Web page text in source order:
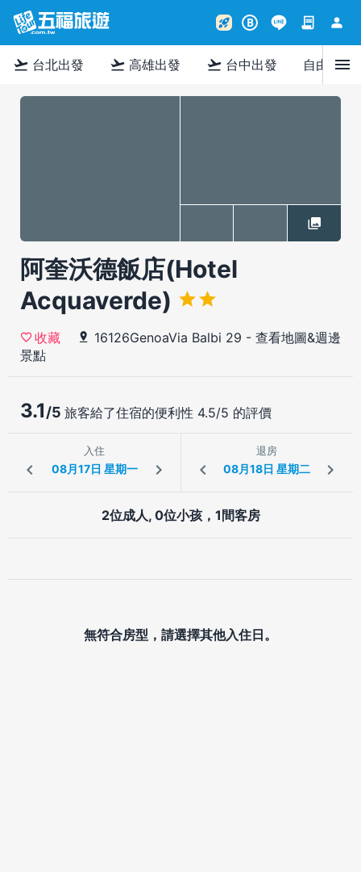
rocket_launch B contract person
flight_takeoff 台北出發 flight_takeoff 高雄出發 flight_takeoff 台中出發 自由行menu
阿奎沃德飯店(Hotel
Acquaverde)
收藏 16126GenoaVia Balbi 29 - 查看地圖&週邊
景點
3.1/5 旅客給了住宿的便利性 4.5/5 的評價
入住 退房
2位成人, 0位小孩，1間客房
無符合房型，請選擇其他入住日。